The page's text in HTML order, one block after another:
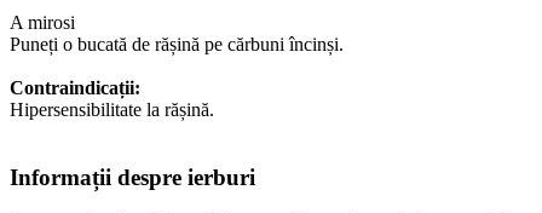
A mirosi
Puneți o bucată de rășină pe cărbuni încinși.
Contraindicații:
Hipersensibilitate la rășină.
Informații despre ierburi